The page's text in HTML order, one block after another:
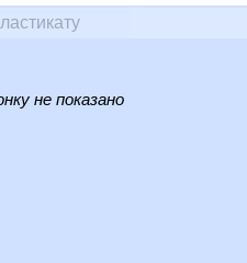
не показано